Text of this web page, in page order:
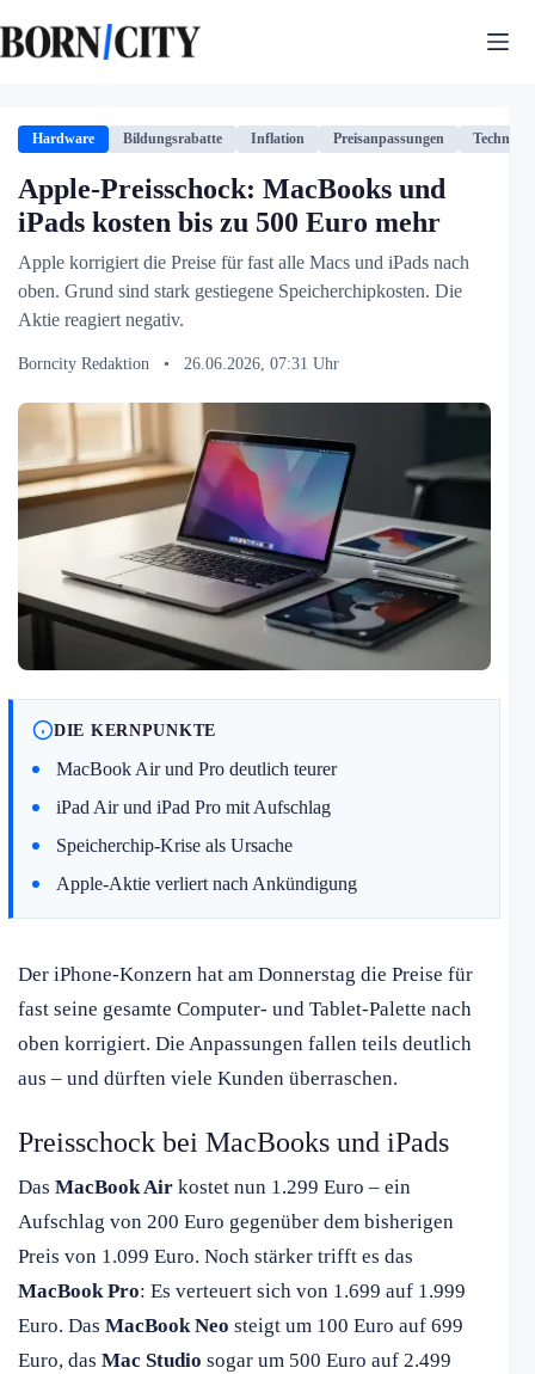
Inhalt
springen
Hardware Bildungsrabatte Inflation Preisanpassungen
Apple-Preisschock: MacBooks und
iPads kosten bis zu 500 Euro mehr
Apple korrigiert die Preise für fast alle Macs und iPads nach
oben. Grund sind stark gestiegene Speicherchipkosten. Die
Aktie reagiert negativ.
Borncity Redaktion • 26.06.2026, 07:31 Uhr
DIE KERNPUNKTE
MacBook Air und Pro deutlich teurer
iPad Air und iPad Pro mit Aufschlag
Speicherchip-Krise als Ursache
Apple-Aktie verliert nach Ankündigung
Der iPhone-Konzern hat am Donnerstag die Preise für
fast seine gesamte Computer- und Tablet-Palette nach
oben korrigiert. Die Anpassungen fallen teils deutlich
aus – und dürften viele Kunden überraschen.
Preisschock bei MacBooks und iPads
Das MacBook Air kostet nun 1.299 Euro – ein
Aufschlag von 200 Euro gegenüber dem bisherigen
Preis von 1.099 Euro. Noch stärker trifft es das
MacBook Pro: Es verteuert sich von 1.699 auf 1.999
Euro. Das MacBook Neo steigt um 100 Euro auf 699
Euro, das Mac Studio sogar um 500 Euro auf 2.499